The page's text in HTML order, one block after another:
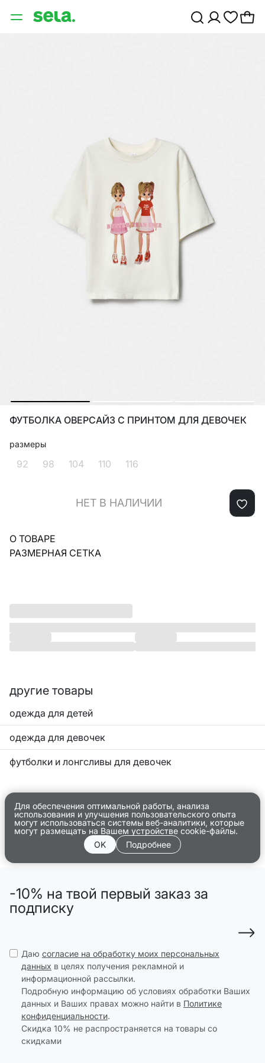
ФУТБОЛКА ОВЕРСАЙЗ С ПРИНТОМ ДЛЯ ДЕВОЧЕК
размеры
92 98 104 110 116
НЕТ В НАЛИЧИИ
О ТОВАРЕ
РАЗМЕРНАЯ СЕТКА
другие товары
одежда для детей
одежда для девочек
футболки и лонгсливы для девочек
Для обеспечения оптимальной работы, анализа
использования и улучшения пользовательского опыта
могут использоваться системы веб-аналитики, которые
могут размещать на Вашем устройстве cookie-файлы.
OK
Подробнее
-10% на твой первый заказ за
подписку
Даю согласие на обработку моих персональных
данных в целях получения рекламной и
информационной рассылки.
Подробную информацию об условиях обработки Ваших
данных и Ваших правах можно найти в Политике
конфиденциальности.
Скидка 10% не распространяется на товары со
скидками